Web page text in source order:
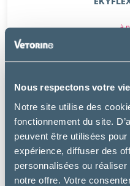
Nous respectons votre
Notre site utilise des
fonctionnement du site.
peuvent être utilisées
expérience, diffuser des
personnalisées ou
notre offre. Votre
à